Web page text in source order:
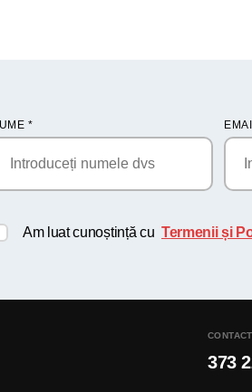
*
Am luat cunoștință cu Termenii și
373